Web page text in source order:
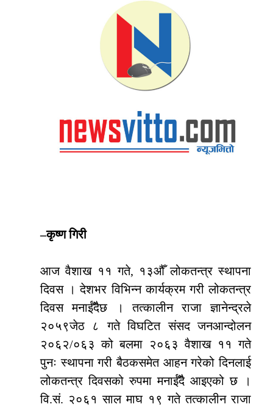
–कृष्ण गिरी
आज वैशाख ११ गते, १३औँ लोकतन्त्र स्थापना
दिवस । देशभर विभिन्न कार्यक्रम गरी लोकतन्त्र
दिवस मनाईँदैछ । तत्कालीन राजा ज्ञानेन्द्रले
२०५९जेठ ८ गते विघटित संसद जनआन्दोलन
२०६२/०६३ को बलमा २०६३ वैशाख ११ गते
पुनः स्थापना गरी बैठकसमेत आहन गरेको दिनलाई
लोकतन्त्र दिवसको रुपमा मनाईँदै आइएको छ ।
वि.सं. २०६१ साल माघ १९ गते तत्कालीन राजा